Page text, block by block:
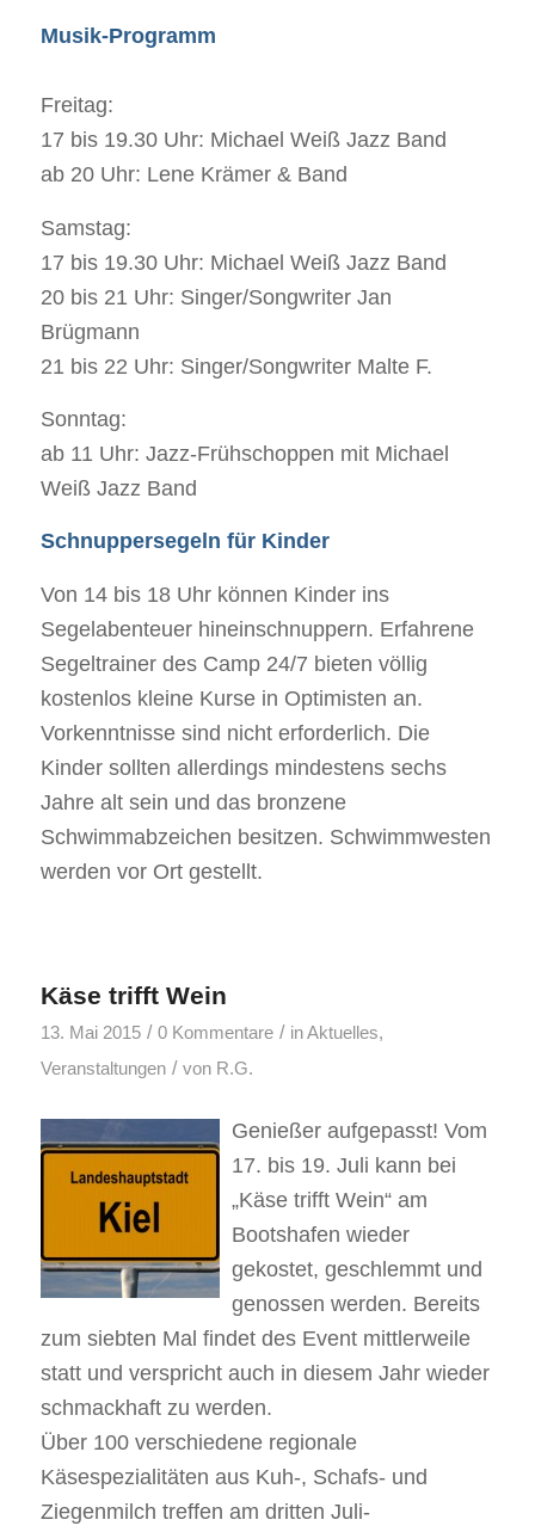
Musik-Programm
Freitag:
17 bis 19.30 Uhr: Michael Weiß Jazz Band
ab 20 Uhr: Lene Krämer & Band
Samstag:
17 bis 19.30 Uhr: Michael Weiß Jazz Band
20 bis 21 Uhr: Singer/Songwriter Jan
Brügmann
21 bis 22 Uhr: Singer/Songwriter Malte F.
Sonntag:
ab 11 Uhr: Jazz-Frühschoppen mit Michael
Weiß Jazz Band
Schnuppersegeln für Kinder
Von 14 bis 18 Uhr können Kinder ins
Segelabenteuer hineinschnuppern. Erfahrene
Segeltrainer des Camp 24/7 bieten völlig
kostenlos kleine Kurse in Optimisten an.
Vorkenntnisse sind nicht erforderlich. Die
Kinder sollten allerdings mindestens sechs
Jahre alt sein und das bronzene
Schwimmabzeichen besitzen. Schwimmwesten
werden vor Ort gestellt.
Käse trifft Wein
13. Mai 2015 / 0 Kommentare / inAktuelles,
Veranstaltungen / von R.G.
Genießer aufgepasst! Vom
17. bis 19. Juli kann bei
„Käse trifft Wein“ am
Bootshafen wieder
gekostet, geschlemmt und
genossen werden. Bereits
zum siebten Mal findet des Event mittlerweile
statt und verspricht auch in diesem Jahr wieder
schmackhaft zu werden.
Über 100 verschiedene regionale
Käsespezialitäten aus Kuh-, Schafs- und
Ziegenmilch treffen am dritten Juli-